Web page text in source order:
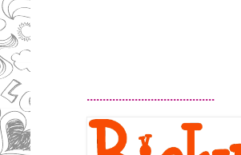
........................................